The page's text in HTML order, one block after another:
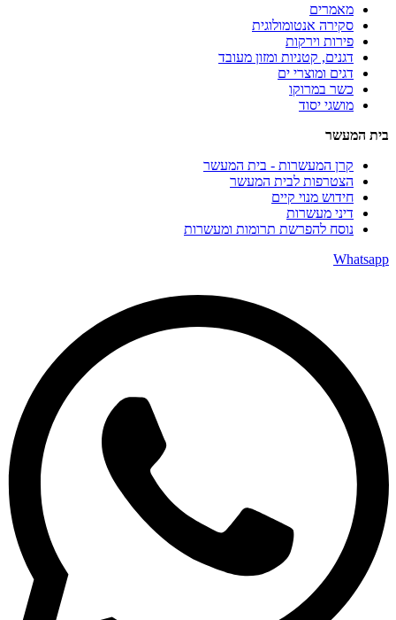
מאמרים
סקירה אנטומולוגית
פירות וירקות
דגנים, קטניות ומזון מעובד
דגים ומוצרי ים
כשר במרוקו
מושגי יסוד
בית המעשר
קרן המעשרות - בית המעשר
הצטרפות לבית המעשר
חידוש מנוי קיים
דיני מעשרות
נוסח להפרשת תרומות ומעשרות
Whatsapp